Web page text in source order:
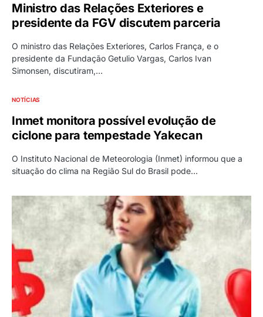
Ministro das Relações Exteriores e
presidente da FGV discutem parceria
O ministro das Relações Exteriores, Carlos França, e o
presidente da Fundação Getulio Vargas, Carlos Ivan
Simonsen, discutiram,…
NOTÍCIAS
Inmet monitora possível evolução de
ciclone para tempestade Yakecan
O Instituto Nacional de Meteorologia (Inmet) informou que a
situação do clima na Região Sul do Brasil pode…